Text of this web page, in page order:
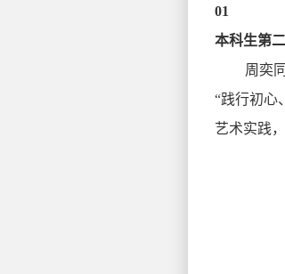
01
本科生第
周奕
“践行初心
艺术实践